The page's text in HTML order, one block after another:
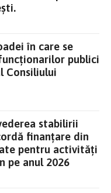
în care se
publici
Consiliului
stabilirii
finanțare din
pentru activități
pe anul 2026